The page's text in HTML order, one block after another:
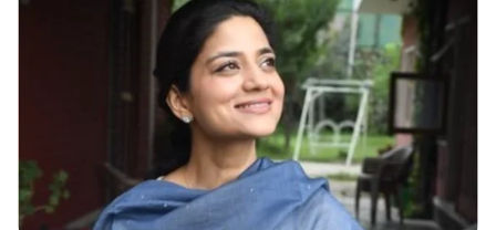
കാണിക്കുന്നവരെല്ലാം
അമ്മയും അച്ഛനും തന്നെ';
ദിയ കൃഷ്‍ണ വിഷത്തിൽ
വിമര്‍ശനവുമായി സ്വീറ്റി
ബെ‍ർണാർഡ്
'ഈ
തലമുറക്കൈമാറ്റമാണോ
ജനാധിപത്യത്തിന്റെ
സൗന്ദര്യം'; യുഡിഎഫ്
മന്ത്രിസഭയെ ട്രോളി നാദിറ